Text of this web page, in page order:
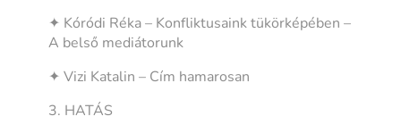
✦ Kóródi Réka – Konfliktusaink tükörképében –
A belső mediátorunk
✦ Vizi Katalin – Cím hamarosan
3. HATÁS